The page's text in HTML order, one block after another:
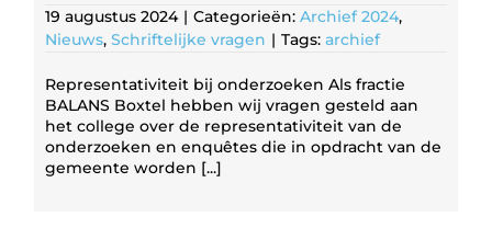
19 augustus 2024 | Categorieën: Archief 2024,
Nieuws, Schriftelijke vragen | Tags: archief
Representativiteit bij onderzoeken Als fractie
BALANS Boxtel hebben wij vragen gesteld aan
het college over de representativiteit van de
onderzoeken en enquêtes die in opdracht van de
gemeente worden [...]